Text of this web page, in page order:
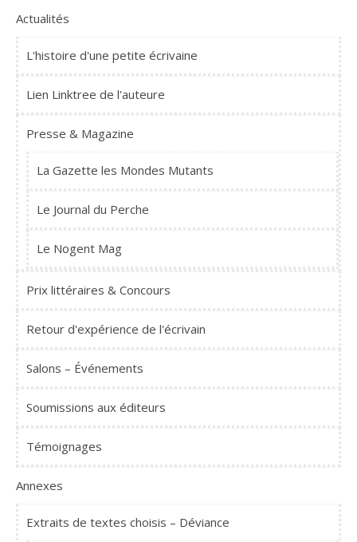
Actualités
L'histoire d'une petite écrivaine
Lien Linktree de l'auteure
Presse & Magazine
La Gazette les Mondes Mutants
Le Journal du Perche
Le Nogent Mag
Prix littéraires & Concours
Retour d'expérience de l'écrivain
Salons – Événements
Soumissions aux éditeurs
Témoignages
Annexes
Extraits de textes choisis – Déviance